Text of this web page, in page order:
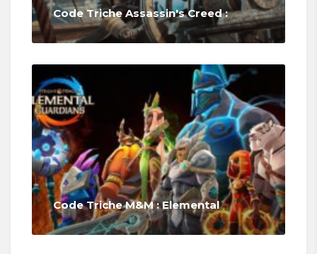
Code Triche Assassin's Creed :
Code Triche M&M : Elemental